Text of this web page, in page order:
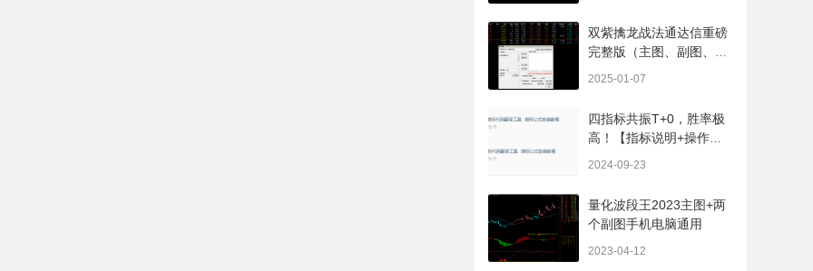
双紫擒龙战法通达信重磅
完整版（主图、副图、排
2025-01-07
四指标共振T+0，胜率极
高！【指标说明+操作方
2024-09-23
量化波段王2023主图+两
个副图手机电脑通用
2023-04-12